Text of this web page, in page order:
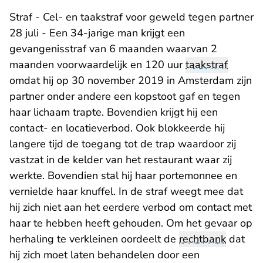
Straf - Cel- en taakstraf voor geweld tegen partner
28 juli - Een 34-jarige man krijgt een
gevangenisstraf van 6 maanden waarvan 2
maanden voorwaardelijk en 120 uurtaakstraf
omdat hij op 30 november 2019 in Amsterdam zijn
partner onder andere een kopstoot gaf en tegen
haar lichaam trapte. Bovendien krijgt hij een
contact- en locatieverbod. Ook blokkeerde hij
langere tijd de toegang tot de trap waardoor zij
vastzat in de kelder van het restaurant waar zij
werkte. Bovendien stal hij haar portemonnee en
vernielde haar knuffel. In de straf weegt mee dat
hij zich niet aan het eerdere verbod om contact met
haar te hebben heeft gehouden. Om het gevaar op
herhaling te verkleinen oordeelt de rechtbank dat
hij zich moet laten behandelen door een